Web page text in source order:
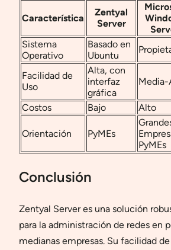
Característica
Zentyal
Server
Sistema
Operativo
Basado en
Ubuntu
Facilidad de
Uso
Alta, con
interfaz
gráfica
Costos
Bajo Alto
Orientación PyMEs
PyMEs
Conclusión
Zentyal Server es una solución
para la administración de redes en
medianas empresas. Su facilidad